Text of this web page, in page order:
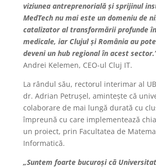
viziunea antreprenorială și sprijinul
MedTech nu mai este un domeniu de
catalizator al transformării profunde
medicale, iar Clujul și România au
deveni un hub regional în acest
Andrei Kelemen, CEO-ul Cluj IT.
La rândul său, rectorul interimar al
dr. Adrian Petrușel, amintește că
colaborare de mai lungă durată cu
împreună cu care implementează
un proiect, prin Facultatea de
Informatică.
„Suntem foarte bucuroși că